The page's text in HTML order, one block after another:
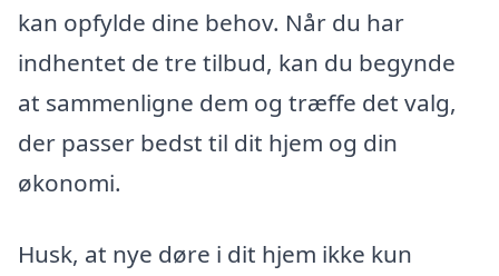
kan opfylde dine behov. Når du har
indhentet de tre tilbud, kan du begynde
at sammenligne dem og træffe det valg,
der passer bedst til dit hjem og din
økonomi.
Husk, at nye døre i dit hjem ikke kun